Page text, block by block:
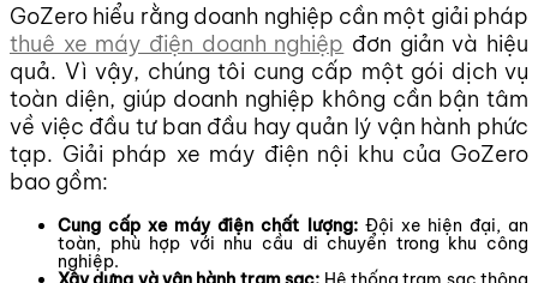
GoZero hiểu rằng doanh nghiệp cần một giải pháp
thuê xe máy điện doanh nghiệp đơn giản và hiệu
quả. Vì vậy, chúng tôi cung cấp một gói dịch vụ
toàn diện, giúp doanh nghiệp không cần bận tâm
về việc đầu tư ban đầu hay quản lý vận hành phức
tạp. Giải pháp xe máy điện nội khu của GoZero
bao gồm:
Cung cấp xe máy điện chất lượng:Đội xe hiện đại, an
toàn, phù hợp với nhu cầu di chuyển trong khu công
nghiệp.